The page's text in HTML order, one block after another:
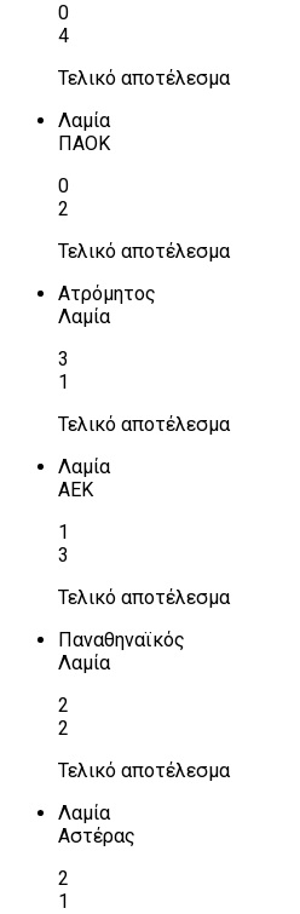
0
4
Τελικό αποτέλεσμα
Λαμία
ΠΑΟΚ
0
2
Τελικό αποτέλεσμα
Ατρόμητος
Λαμία
3
1
Τελικό αποτέλεσμα
Λαμία
ΑΕΚ
1
3
Τελικό αποτέλεσμα
Παναθηναϊκός
Λαμία
2
2
Τελικό αποτέλεσμα
Λαμία
Αστέρας
2
1